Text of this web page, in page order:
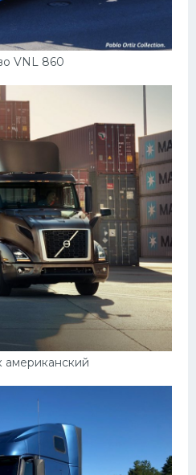
VNL 860
американский